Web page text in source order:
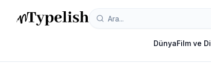
DünyaFilm ve